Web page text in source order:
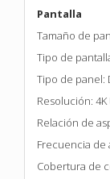
Pantalla
Tamaño de
Tipo de
Tipo de panel:
Resolución: 4K
Relación de
Frecuencia de
Cobertura de